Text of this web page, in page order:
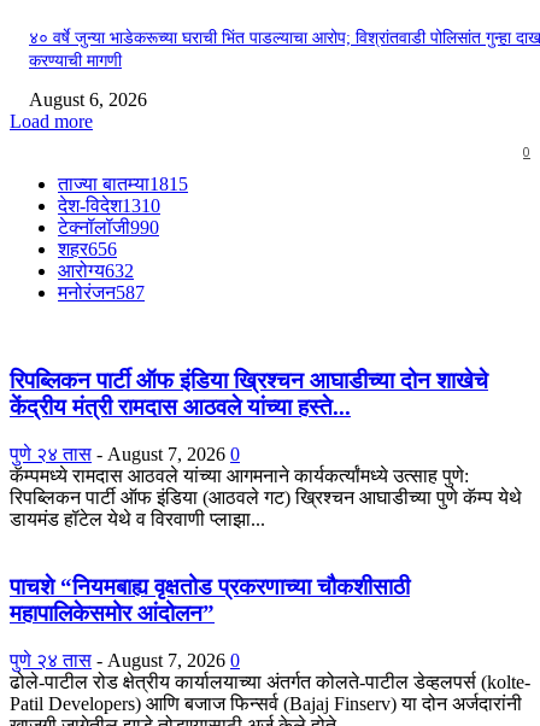
४० वर्षे जुन्या भाडेकरूच्या घराची भिंत पाडल्याचा आरोप; विश्रांतवाडी पोलिसांत गुन्हा
करण्याची मागणी
August 6, 2026
Load more
0
ताज्या बातम्या1815
देश-विदेश1310
टेक्नॉलॉजी990
शहर656
आरोग्य632
मनोरंजन587
रिपब्लिकन पार्टी ऑफ इंडिया ख्रिश्चन आघाडीच्या दोन शाखेचे
केंद्रीय मंत्री रामदास आठवले यांच्या हस्ते...
पुणे २४ तास - August 7, 2026 0
कॅम्पमध्ये रामदास आठवले यांच्या आगमनाने कार्यकर्त्यांमध्ये उत्साह पुणे:
रिपब्लिकन पार्टी ऑफ इंडिया (आठवले गट) ख्रिश्चन आघाडीच्या पुणे कॅम्प येथे
डायमंड हॉटेल येथे व विरवाणी प्लाझा...
पाचशे “नियमबाह्य वृक्षतोड प्रकरणाच्या चौकशीसाठी
महापालिकेसमोर आंदोलन”
पुणे २४ तास - August 7, 2026 0
ढोले-पाटील रोड क्षेत्रीय कार्यालयाच्या अंतर्गत कोलते-पाटील डेव्हलपर्स (kolte-
Patil Developers) आणि बजाज फिन्सर्व (Bajaj Finserv) या दोन अर्जदारांनी